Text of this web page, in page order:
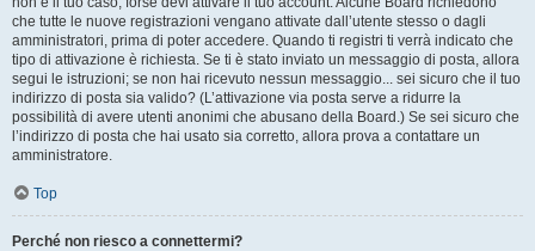
che tutte le nuove registrazioni vengano attivate dall’utente stesso o dagli
amministratori, prima di poter accedere. Quando ti registri ti verrà indicato che
tipo di attivazione è richiesta. Se ti è stato inviato un messaggio di posta, allora
segui le istruzioni; se non hai ricevuto nessun messaggio... sei sicuro che il tuo
indirizzo di posta sia valido? (L’attivazione via posta serve a ridurre la
possibilità di avere utenti anonimi che abusano della Board.) Se sei sicuro che
l’indirizzo di posta che hai usato sia corretto, allora prova a contattare un
amministratore.
Top
Perché non riesco a connettermi?